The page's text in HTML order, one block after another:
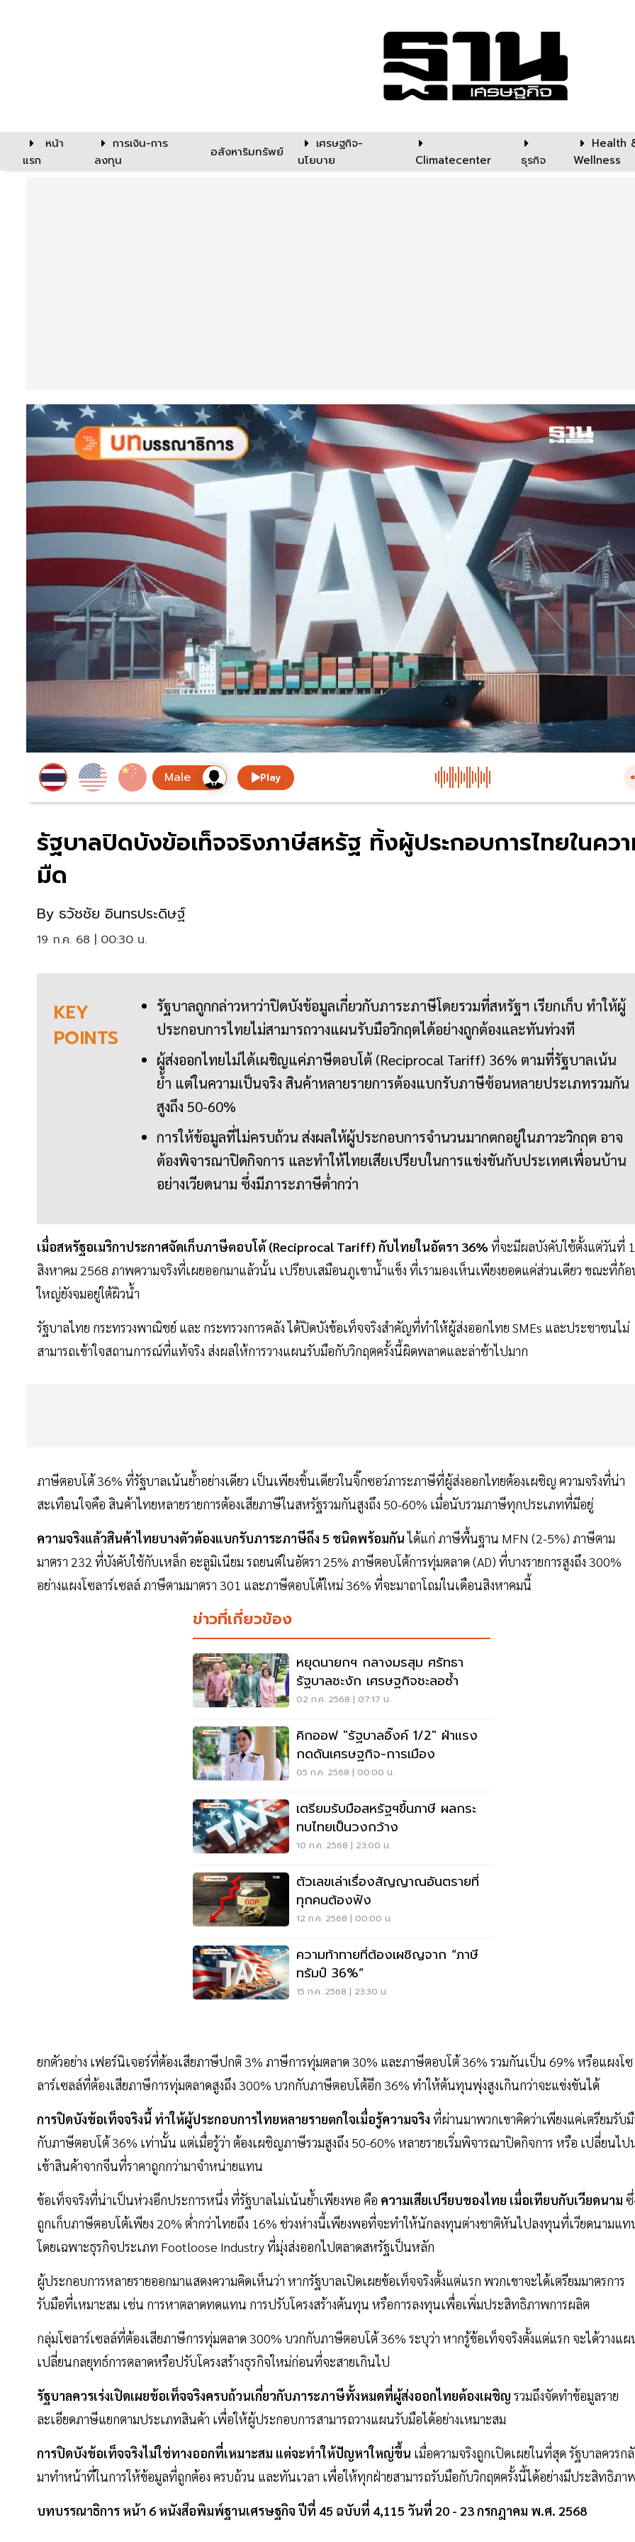
หน้า
แรก
การเงิน-การ
ลงทุน
อสังหาริมทรัพย์
เศรษฐกิจ-
นโยบาย
Climatecenter ธุรกิจ
Health
Wellness
Play
รัฐบาลปิดบังข้อเท็จจริงภาษีสหรัฐ ทิ้งผู้ประกอบการไทยในคว
มืด
By ธวัชชัย อินทรประดิษฐ์
19 ก.ค. 68 | 00:30 น.
KEY
POINTS
รัฐบาลถูกกล่าวหาว่าปิดบังข้อมูลเกี่ยวกับภาระภาษีโดยรวมที่สหรัฐฯ เรียกเก็บ ทำให้ผู้
ประกอบการไทยไม่สามารถวางแผนรับมือวิกฤตได้อย่างถูกต้องและทันท่วงที
ผู้ส่งออกไทยไม่ได้เผชิญแค่ภาษีตอบโต้ (Reciprocal Tariff) 36% ตามที่รัฐบาลเน้น
ย้ำ แต่ในความเป็นจริง สินค้าหลายรายการต้องแบกรับภาษีซ้อนหลายประเภทรวมกัน
สูงถึง 50-60%
การให้ข้อมูลที่ไม่ครบถ้วน ส่งผลให้ผู้ประกอบการจำนวนมากตกอยู่ในภาวะวิกฤต อาจ
ต้องพิจารณาปิดกิจการ และทำให้ไทยเสียเปรียบในการแข่งขันกับประเทศเพื่อนบ้าน
อย่างเวียดนาม ซึ่งมีภาระภาษีต่ำกว่า
เมื่อสหรัฐอเมริกาประกาศจัดเก็บภาษีตอบโต้ (Reciprocal Tariff) กับไทยในอัตรา 36% ที่จะมีผลบังคับใช้ตั้งแต่วันที่ 1
สิงหาคม 2568 ภาพความจริงที่เผยออกมาแล้วนั้น เปรียบเสมือนภูเขานํ้าแข็ง ที่เรามองเห็นเพียงยอดแค่ส่วนเดียว ขณะที่ก้
ใหญ่ยังจมอยู่ใต้ผิวนํ้า
รัฐบาลไทย กระทรวงพาณิชย์ และ กระทรวงการคลัง ได้ปิดบังข้อเท็จจริงสำคัญที่ทำให้ผู้ส่งออกไทย SMEs และประชาชนไม่
สามารถเข้าใจสถานการณ์ที่แท้จริง ส่งผลให้การวางแผนรับมือกับวิกฤตครั้งนี้ผิดพลาดและล่าช้าไปมาก
ภาษีตอบโต้ 36% ที่รัฐบาลเน้นยํ้าอย่างเดียว เป็นเพียงชิ้นเดียวในจิ๊กซอว์ภาระภาษีที่ผู้ส่งออกไทยต้องเผชิญ ความจริงที่น่า
สะเทือนใจคือ สินค้าไทยหลายรายการต้องเสียภาษีในสหรัฐรวมกันสูงถึง 50-60% เมื่อนับรวมภาษีทุกประเภทที่มีอยู่
ความจริงแล้วสินค้าไทยบางตัวต้องแบกรับภาระภาษีถึง 5 ชนิดพร้อมกันได้แก่ ภาษีพื้นฐาน MFN (2-5%) ภาษีตาม
มาตรา 232 ที่บังคับใช้กับเหล็ก อะลูมิเนียม รถยนต์ในอัตรา 25% ภาษีตอบโต้การทุ่มตลาด (AD) ที่บางรายการสูงถึง 300%
อย่างแผงโซลาร์เซลล์ ภาษีตามมาตรา 301 และภาษีตอบโต้ใหม่ 36% ที่จะมาถาโถมในเดือนสิงหาคมนี้
ข่าวที่เกี่ยวข้อง
หยุดนายกฯ กลางมรสุม ศรัทธา
รัฐบาลชะงัก เศรษฐกิจชะลอซ้ำ
02 ก.ค. 2568 | 07:17 น.
คิกออฟ "รัฐบาลอิ๊งค์ 1/2" ฝ่าแรง
กดดันเศรษฐกิจ-การเมือง
05 ก.ค. 2568 | 00:00 น.
เตรียมรับมือสหรัฐฯขึ้นภาษี ผลกระ
ทบไทยเป็นวงกว้าง
10 ก.ค. 2568 | 23:00 น.
ตัวเลขเล่าเรื่องสัญญาณอันตรายที่
ทุกคนต้องฟัง
12 ก.ค. 2568 | 00:00 น.
ความท้าทายที่ต้องเผชิญจาก “ภาษี
ทรัมป์ 36%”
15 ก.ค. 2568 | 23:30 น.
ยกตัวอย่าง เฟอร์นิเจอร์ที่ต้องเสียภาษีปกติ 3% ภาษีการทุ่มตลาด 30% และภาษีตอบโต้ 36% รวมกันเป็น 69% หรือแผงโซ
ลาร์เซลล์ที่ต้องเสียภาษีการทุ่มตลาดสูงถึง 300% บวกกับภาษีตอบโต้อีก 36% ทำให้ต้นทุนพุ่งสูงเกินกว่าจะแข่งขันได้
การปิดบังข้อเท็จจริงนี้ ทำให้ผู้ประกอบการไทยหลายรายตกใจเมื่อรู้ความจริง ที่ผ่านมาพวกเขาคิดว่าเพียงแค่เตรียมรับ
กับภาษีตอบโต้ 36% เท่านั้น แต่เมื่อรู้ว่า ต้องเผชิญภาษีรวมสูงถึง 50-60% หลายรายเริ่มพิจารณาปิดกิจการ หรือ เปลี่ยนไป
เข้าสินค้าจากจีนที่ราคาถูกกว่ามาจำหน่ายแทน
ข้อเท็จจริงที่น่าเป็นห่วงอีกประการหนึ่ง ที่รัฐบาลไม่เน้นยํ้าเพียงพอ คือ ความเสียเปรียบของไทย เมื่อเทียบกับเวียดนาม ซึ่
ถูกเก็บภาษีตอบโต้เพียง 20% ต่ำกว่าไทยถึง 16% ช่วงห่างนี้เพียงพอที่จะทำให้นักลงทุนต่างชาติหันไปลงทุนที่เวียดนามแ
โดยเฉพาะธุรกิจประเภท Footloose Industry ที่มุ่งส่งออกไปตลาดสหรัฐเป็นหลัก
ผู้ประกอบการหลายรายออกมาแสดงความคิดเห็นว่า หากรัฐบาลเปิดเผยข้อเท็จจริงตั้งแต่แรก พวกเขาจะได้เตรียมมาตรการ
รับมือที่เหมาะสม เช่น การหาตลาดทดแทน การปรับโครงสร้างต้นทุน หรือการลงทุนเพื่อเพิ่มประสิทธิภาพการผลิต
กลุ่มโซลาร์เซลล์ที่ต้องเสียภาษีการทุ่มตลาด 300% บวกกับภาษีตอบโต้ 36% ระบุว่า หากรู้ข้อเท็จจริงตั้งแต่แรก จะได้วางแ
เปลี่ยนกลยุทธ์การตลาดหรือปรับโครงสร้างธุรกิจใหม่ก่อนที่จะสายเกินไป
รัฐบาลควรเร่งเปิดเผยข้อเท็จจริงครบถ้วนเกี่ยวกับภาระภาษีทั้งหมดที่ผู้ส่งออกไทยต้องเผชิญ รวมถึงจัดทำข้อมูลราย
ละเอียดภาษีแยกตามประเภทสินค้า เพื่อให้ผู้ประกอบการสามารถวางแผนรับมือได้อย่างเหมาะสม
การปิดบังข้อเท็จจริงไม่ใช่ทางออกที่เหมาะสม แต่จะทำให้ปัญหาใหญ่ขึ้น เมื่อความจริงถูกเปิดเผยในที่สุด รัฐบาลควรก
มาทำหน้าที่ในการให้ข้อมูลที่ถูกต้อง ครบถ้วน และทันเวลา เพื่อให้ทุกฝ่ายสามารถรับมือกับวิกฤตครั้งนี้ได้อย่างมีประสิทธิภา
บทบรรณาธิการ หน้า 6 หนังสือพิมพ์ฐานเศรษฐกิจ ปีที่ 45 ฉบับที่ 4,115 วันที่ 20 - 23 กรกฎาคม พ.ศ. 2568